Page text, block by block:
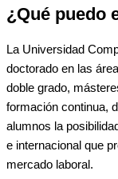
¿Qué puedo
La Universidad
doctorado en las
doble grado,
formación continua,
alumnos la
e internacional que
mercado laboral.